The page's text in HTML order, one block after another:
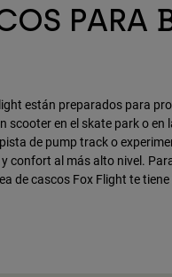
PARA
están preparados para
en el skate park o
de pump track o
confort al más alto nivel.
de cascos Fox Flight te